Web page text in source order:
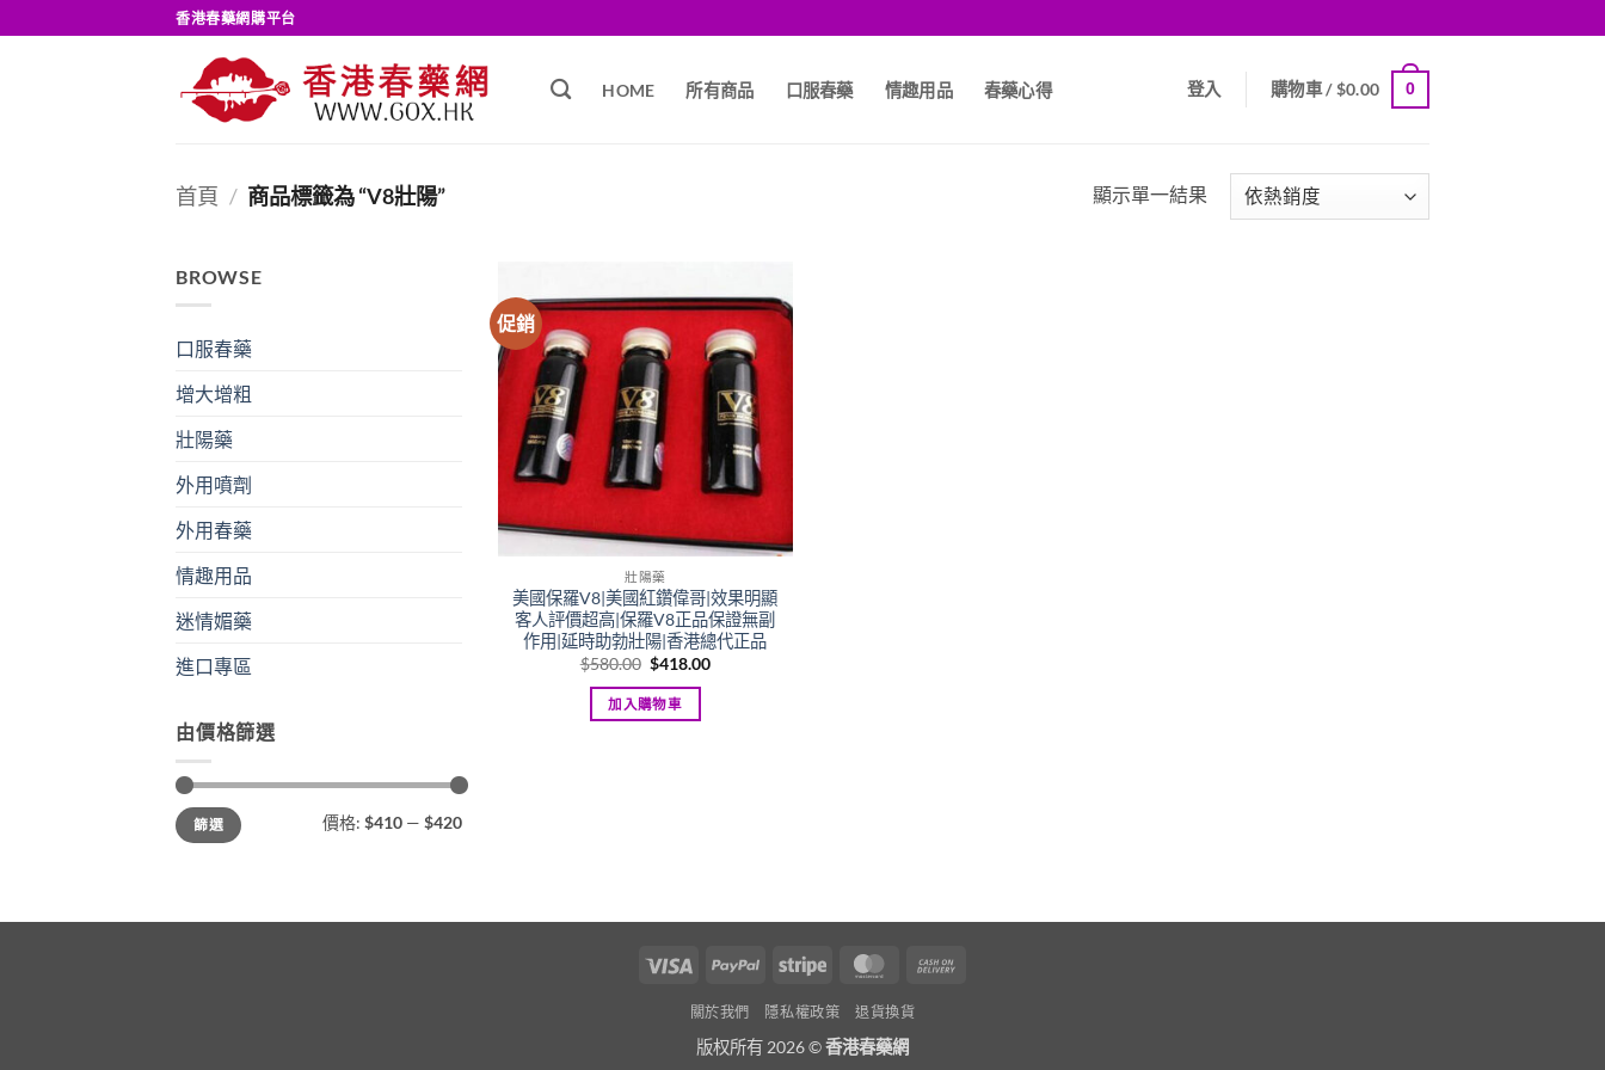
to
香港春藥網購平台
HOME 所有商品 口服春藥 情趣用品 春藥心得 登入 購物車 /$0.00 0
首頁 / 商品標籤為 “V8壯陽” 顯示單一結果
BROWSE
口服春藥
增大增粗
壯陽藥
外用噴劑
外用春藥
情趣用品
迷情媚藥
進口專區
由價格篩選
最
低
價
最
高
價
篩選 價格: $410 — $420
促銷
壯陽藥
美國保羅V8|美國紅鑽偉哥|效果明顯
客人評價超高|保羅V8正品保證無副
作用|延時助勃壯陽|香港總代正品
$580.00 Original
was:
$580.00.
$418.00Current
加入購物車
Visa PayPal Stripe MasterCard
關於我們 隱私權政策 退貨換貨
版权所有 2026 ©香港春藥網